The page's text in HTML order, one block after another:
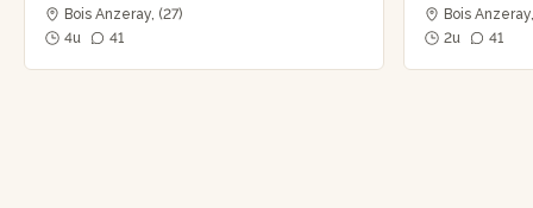
Bois Anzeray, (27)
4u
41
Bois
2u
41